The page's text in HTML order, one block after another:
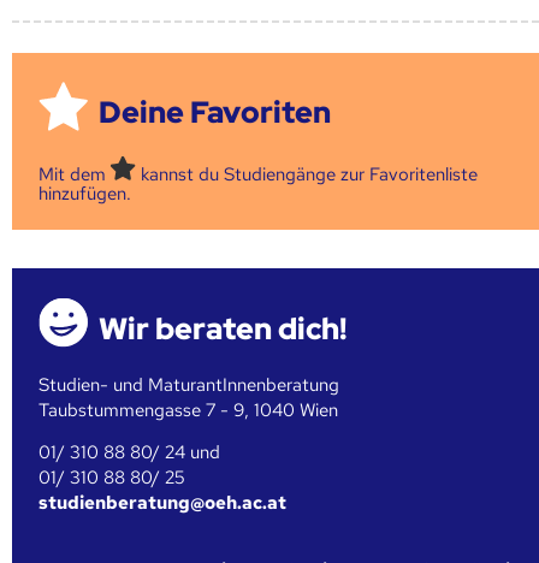
Deine Favoriten
Mit dem
kannst du Studiengänge zur Favoritenliste
hinzufügen.
Wir beraten dich!
Studien- und MaturantInnenberatung
Taubstummengasse 7 - 9, 1040 Wien
01/ 310 88 80/ 24 und
01/ 310 88 80/ 25
studienberatung@oeh.ac.at